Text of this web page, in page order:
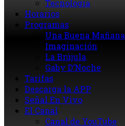
Tecnología
Horarios
Programas
Una Buena Mañana
Imaginación
La Brújula
Gaby D’Noche
Tarifas
Descarga la APP
Señal En Vivo
El Canal
Canal de YouTube